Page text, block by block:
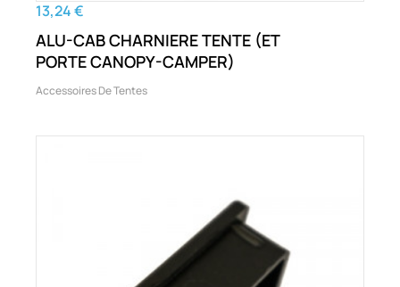
13,24 €
ALU-CAB CHARNIERE TENTE (ET
PORTE CANOPY-CAMPER)
Accessoires De Tentes